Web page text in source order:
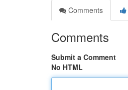
Comments
Comments
Submit a Comment
No HTML